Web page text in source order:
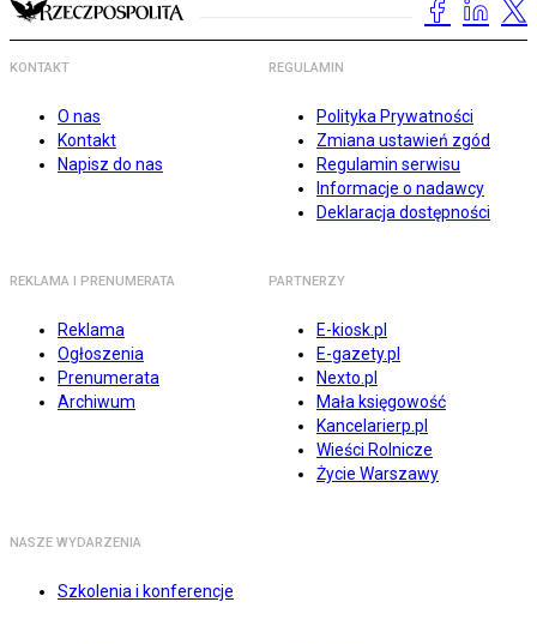
KONTAKT
O nas
Kontakt
Napisz do nas
REGULAMIN
Polityka Prywatności
Zmiana ustawień zgód
Regulamin serwisu
Informacje o nadawcy
Deklaracja dostępności
REKLAMA I PRENUMERATA
Reklama
Ogłoszenia
Prenumerata
Archiwum
PARTNERZY
E-kiosk.pl
E-gazety.pl
Nexto.pl
Mała księgowość
Kancelarierp.pl
Wieści Rolnicze
Życie Warszawy
NASZE WYDARZENIA
Szkolenia i konferencje